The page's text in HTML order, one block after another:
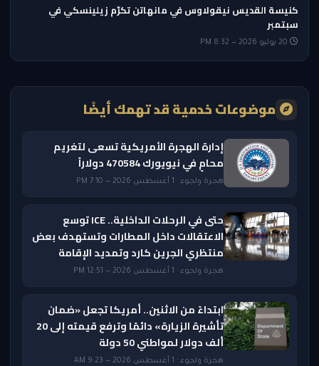
كنيسة القديس نيقولاوس في مانهاتن تكرّم زيلينسكي في
سبتمبر
موضوعات خدمية قد تهمك أيضًا
إدارة الهجرة الأمريكية تسعى لتغريم
محامٍ في نيويورك 470584 دولاراً
هجرة ولجوء · 1 أغسطس 2026 — 7:10 PM
حتى في الرحلات الداخلية.. ICE توسع
الاعتقالات داخل المطارات وتستهدف بعض
منتظري الجرين كارد وتمديد الإقامة
هجرة ولجوء · 1 أغسطس 2026 — 12:51 PM
ابتداءً من الاثنين.. أمريكا تجعل «ضمان
تأشيرة الزيارة» دائمًا وترفع قيمته إلى 20
ألف دولار لمواطني 50 دولة
هجرة ولجوء · 1 أغسطس 2026 — 9:23 AM